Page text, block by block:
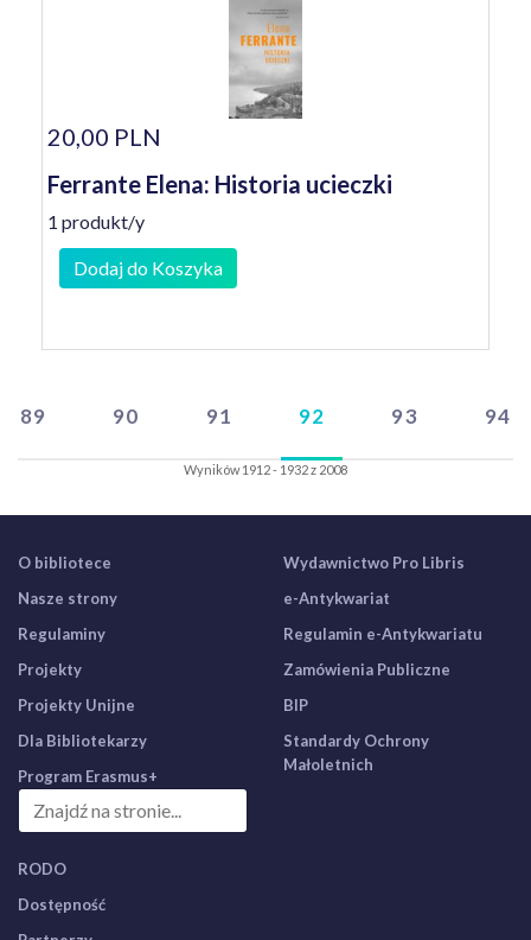
20,00 PLN
Ferrante Elena: Historia ucieczki
1 produkt/y
Dodaj do Koszyka
89 90 91 92 93 94
Wyników 1912 - 1932 z 2008
O bibliotece
Nasze strony
Regulaminy
Projekty
Projekty Unijne
Dla Bibliotekarzy
Program Erasmus+
Wydawnictwo Pro Libris
e-Antykwariat
Regulamin e-Antykwariatu
Zamówienia Publiczne
BIP
Standardy Ochrony
Małoletnich
RODO
Dostępność